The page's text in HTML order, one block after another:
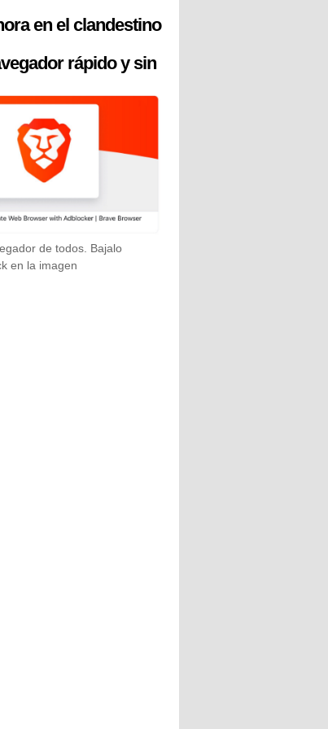
en el clandestino
rápido y sin
de todos. Bajalo
en la imagen